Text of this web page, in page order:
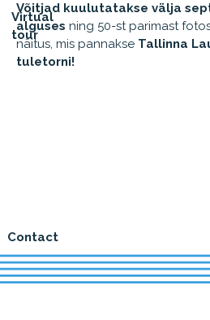
Virtual
tour
Contact
Võitjad kuulutatakse välja
alguses ning 50-st parimast
näitus, mis pannakse Tallinna
tuletorni!